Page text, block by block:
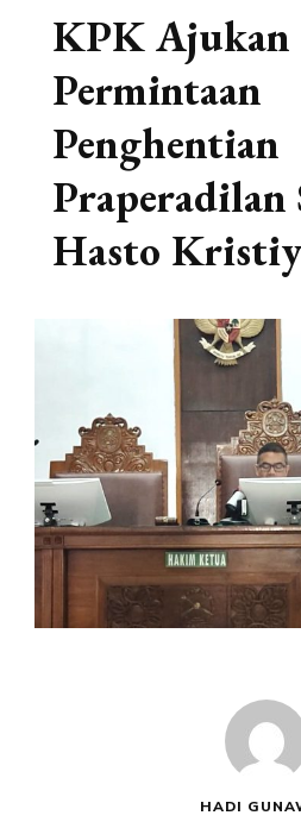
KPK Ajukan
Permintaan
Penghentian
Praperadilan
Hasto
HADI